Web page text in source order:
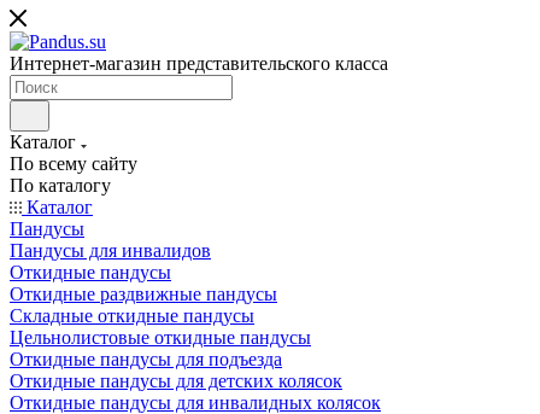
Интернет-магазин представительского класса
Каталог
По всему сайту
По каталогу
Каталог
Пандусы
Пандусы для инвалидов
Откидные пандусы
Откидные раздвижные пандусы
Складные откидные пандусы
Цельнолистовые откидные пандусы
Откидные пандусы для подъезда
Откидные пандусы для детских колясок
Откидные пандусы для инвалидных колясок